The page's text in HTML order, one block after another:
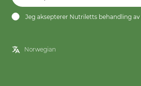
Jeg aksepterer Nutriletts behandling av